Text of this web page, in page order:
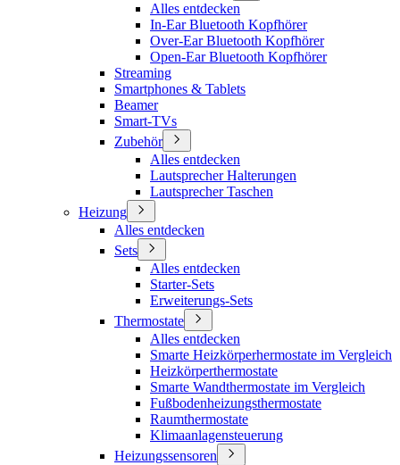
Alles entdecken
In-Ear Bluetooth Kopfhörer
Over-Ear Bluetooth Kopfhörer
Open-Ear Bluetooth Kopfhörer
Streaming
Smartphones & Tablets
Beamer
Smart-TVs
Zubehör
Alles entdecken
Lautsprecher Halterungen
Lautsprecher Taschen
Heizung
Alles entdecken
Sets
Alles entdecken
Starter-Sets
Erweiterungs-Sets
Thermostate
Alles entdecken
Smarte Heizkörperhermostate im Vergleich
Heizkörperthermostate
Smarte Wandthermostate im Vergleich
Fußbodenheizungsthermostate
Raumthermostate
Klimaanlagensteuerung
Heizungssensoren